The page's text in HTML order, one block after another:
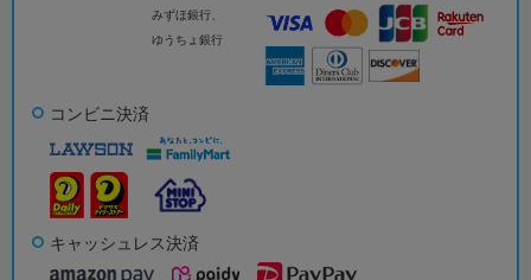
みずほ銀行、
ゆうちょ銀行
コンビニ決済
キャッシュレス決済